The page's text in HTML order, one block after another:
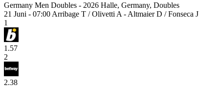
Germany Men Doubles - 2026 Halle, Germany, Doubles
21 Juni - 07:00 Arribage T / Olivetti A - Altmaier D / Fonseca J
1
1.57
2
2.38